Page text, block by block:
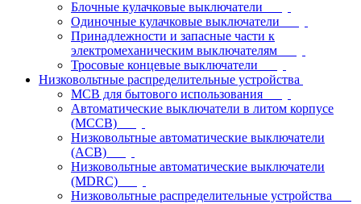
Блочные кулачковые выключатели
Одиночные кулачковые выключатели
Принадлежности и запасные части к
электромеханическим выключателям
Тросовые концевые выключатели
Низковольтные распределительные устройства
MCB для бытового использования
Автоматические выключатели в литом корпусе
(MCCB)
Низковольтные автоматические выключатели
(ACB)
Низковольтные автоматические выключатели
(MDRC)
Низковольтные распределительные устройства